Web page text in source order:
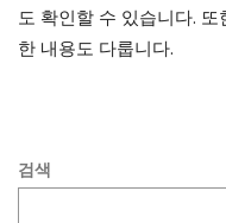
도 확인할 수 있습니다.
한 내용도 다룹니다.
검색